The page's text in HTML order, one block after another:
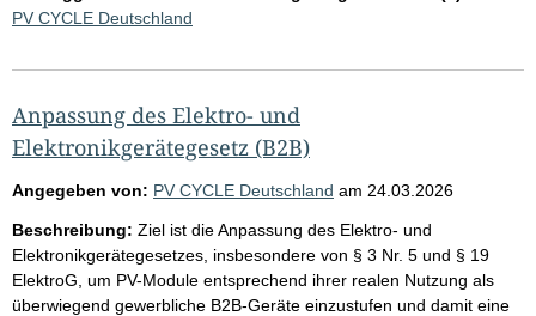
PV CYCLE Deutschland
Anpassung des Elektro- und
Elektronikgerätegesetz (B2B)
Angegeben von: PV CYCLE Deutschland am 24.03.2026
Beschreibung: Ziel ist die Anpassung des Elektro- und
Elektronikgerätegesetzes, insbesondere von § 3 Nr. 5 und § 19
ElektroG, um PV-Module entsprechend ihrer realen Nutzung als
überwiegend gewerbliche B2B-Geräte einzustufen und damit eine